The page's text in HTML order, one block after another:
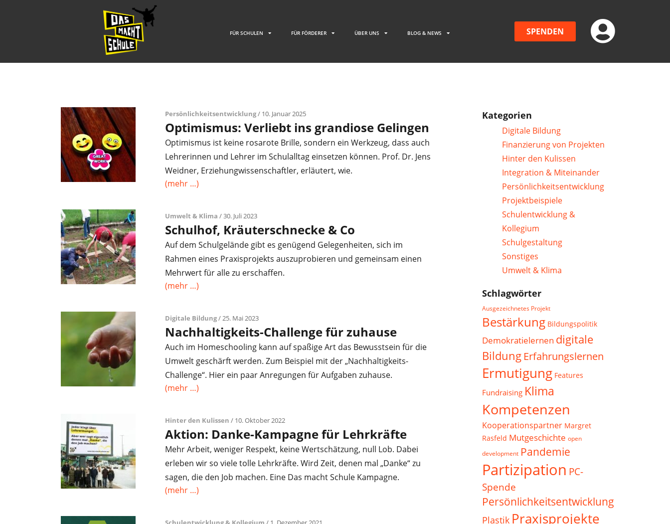
FÜR SCHULEN FÜR FÖRDERER ÜBER UNS BLOG & NEWS SPENDEN
Persönlichkeitsentwicklung/ 10. Januar 2025
Optimismus: Verliebt ins grandiose Gelingen
Optimismus ist keine rosarote Brille, sondern ein Werkzeug, dass auch
Lehrerinnen und Lehrer im Schulalltag einsetzen können. Prof. Dr. Jens
Weidner, Erziehungwissenschaftler, erläutert, wie.
(mehr …)
Umwelt & Klima / 30. Juli 2023
Schulhof, Kräuterschnecke & Co
Auf dem Schulgelände gibt es genügend Gelegenheiten, sich im
Rahmen eines Praxisprojekts auszuprobieren und gemeinsam einen
Mehrwert für alle zu erschaffen.
(mehr …)
Digitale Bildung/ 25. Mai 2023
Nachhaltigkeits-Challenge für zuhause
Auch im Homeschooling kann auf spaßige Art das Bewusstsein für die
Umwelt geschärft werden. Zum Beispiel mit der „Nachhaltigkeits-
Challenge“. Hier ein paar Anregungen für Aufgaben zuhause.
(mehr …)
Hinter den Kulissen / 10. Oktober 2022
Aktion: Danke-Kampagne für Lehrkräfte
Mehr Arbeit, weniger Respekt, keine Wertschätzung, null Lob. Dabei
erleben wir so viele tolle Lehrkräfte. Wird Zeit, denen mal „Danke“ zu
sagen, die den Job machen. Eine Das macht Schule Kampagne.
(mehr …)
Kategorien
Digitale Bildung
Finanzierung von Projekten
Hinter den Kulissen
Integration & Miteinander
Persönlichkeitsentwicklung
Projektbeispiele
Schulentwicklung &
Kollegium
Schulgestaltung
Sonstiges
Umwelt & Klima
Schlagwörter
Ausgezeichnetes Projekt
Bestärkung Bildungspolitik
Demokratielernen digitale
Bildung Erfahrungslernen
Ermutigung Features
Fundraising Klima
Kompetenzen
Kooperationspartner Margret
Rasfeld Mutgeschichte open
development Pandemie
Partizipation PC-
Spende
Persönlichkeitsentwicklung
Plastik Praxisprojekte